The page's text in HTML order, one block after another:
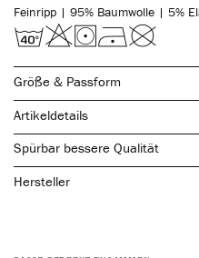
Größe & Passform
Artikeldetails
Spürbar bessere Qualität
Hersteller